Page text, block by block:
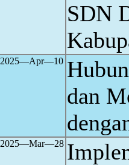
SDN
2025―Apr―10
dan
2025―Mar―28